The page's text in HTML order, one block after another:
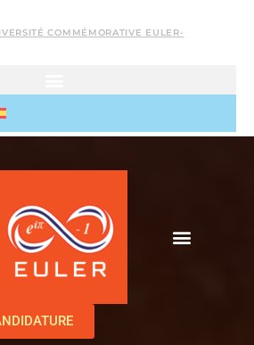
COMMÉMORATIVE EULER-